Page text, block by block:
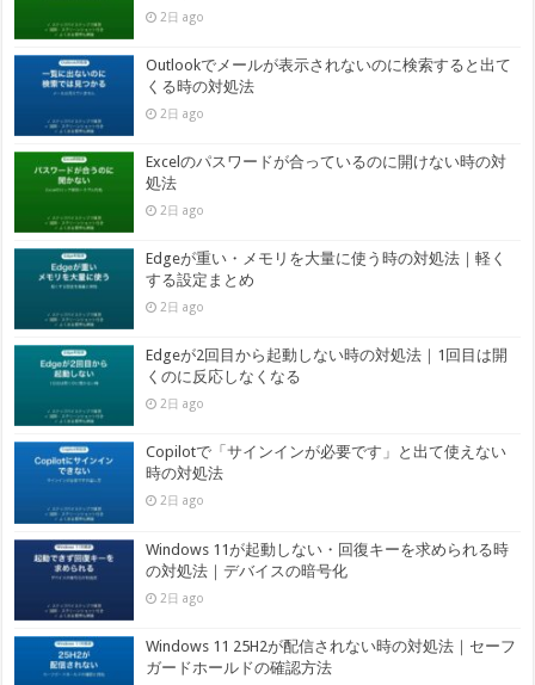
2日 ago
Outlookでメールが表示されないのに検索すると出て
くる時の対処法
2日 ago
Excelのパスワードが合っているのに開けない時の対
処法
2日 ago
Edgeが重い・メモリを大量に使う時の対処法｜軽く
する設定まとめ
2日 ago
Edgeが2回目から起動しない時の対処法｜1回目は開
くのに反応しなくなる
2日 ago
Copilotで「サインインが必要です」と出て使えない
時の対処法
2日 ago
Windows 11が起動しない・回復キーを求められる時
の対処法｜デバイスの暗号化
2日 ago
Windows 11 25H2が配信されない時の対処法｜セーフ
ガードホールドの確認方法